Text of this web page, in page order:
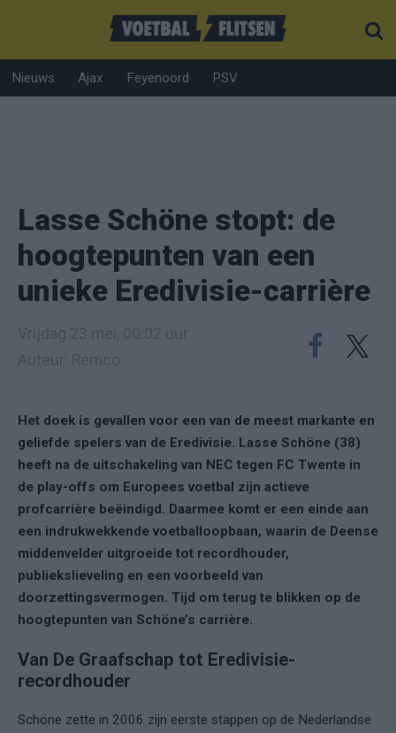
Nieuws Ajax Feyenoord PSV
Lasse Schöne stopt: de
hoogtepunten van een
unieke Eredivisie-carrière
Het doek is gevallen voor een van de meest markante en
geliefde spelers van de Eredivisie. Lasse Schöne (38)
heeft na de uitschakeling van NEC tegen FC Twente in
de play-offs om Europees voetbal zijn actieve
profcarrière beëindigd. Daarmee komt er een einde aan
een indrukwekkende voetballoopbaan, waarin de Deense
middenvelder uitgroeide tot recordhouder,
publiekslieveling en een voorbeeld van
doorzettingsvermogen. Tijd om terug te blikken op de
hoogtepunten van Schöne’s carrière.
Van De Graafschap tot Eredivisie-
recordhouder
Schöne zette in 2006 zijn eerste stappen op de Nederlandse